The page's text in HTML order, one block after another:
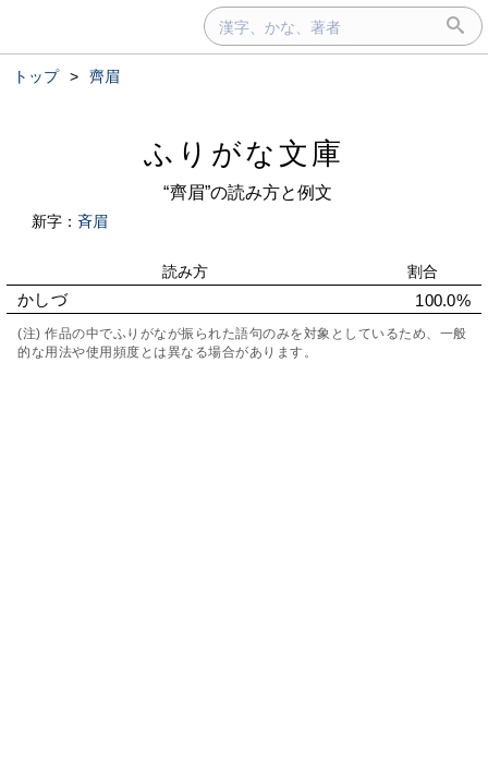
トップ > 齊眉
ふりがな文庫
“齊眉”の読み方と例文
新字： 斉眉
読み方 割合
かしづ 100.0%
(注) 作品の中でふりがなが振られた語句のみを対象としているため、一般
的な用法や使用頻度とは異なる場合があります。